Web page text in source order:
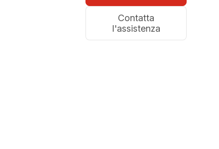
Contatta
l'assistenza